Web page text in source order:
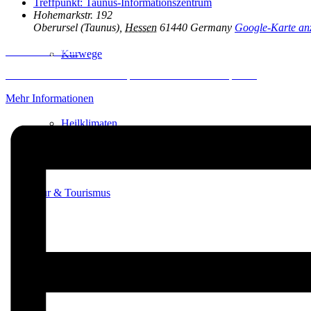
Kurwege
Heilklimaten
Kur & Tourismus
Treffpunkt: Taunus-Informationszentrum
Hohemarkstr. 192
Oberursel (Taunus) Hessen 61440 Germany Google-Karte
Inhalt entsperren
Mehr Informationen